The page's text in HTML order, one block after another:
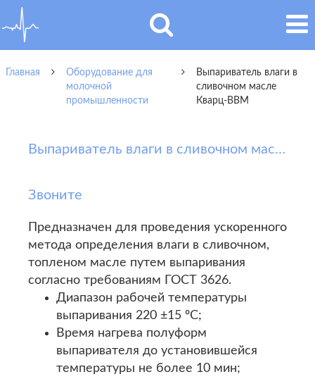
Главная
Оборудование для
молочной
промышленности
Выпариватель влаги в
сливочном масле
Кварц-ВВМ
Выпариватель влаги в сливочном масле Кварц-ВВМ
Звоните
Предназначен для проведения ускоренного
метода определения влаги в сливочном,
топленом масле путем выпаривания
согласно требованиям ГОСТ 3626.
Диапазон рабочей температуры
выпаривания 220 ±15 ºС;
Время нагрева полуформ
выпаривателя до установившейся
температуры не более 10 мин;